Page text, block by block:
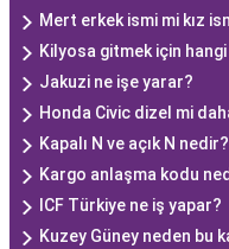
Mert erkek ismi mi kız
Kilyosa gitmek için
Jakuzi ne işe yarar?
Honda Civic dizel mi
Kapalı N ve açık N nedir?
Kargo anlaşma kodu
ICF Türkiye ne iş yapar?
Kuzey Güney neden bu